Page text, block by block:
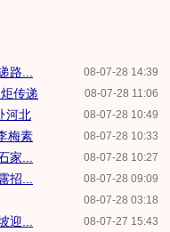
08-07-28 14:39
路...
08-07-28 11:06
传递
08-07-28 10:49
河北
08-07-28 10:33
梅素
08-07-28 10:27
家...
08-07-28 09:09
招...
08-07-28 03:18
08-07-27 15:43
迎...